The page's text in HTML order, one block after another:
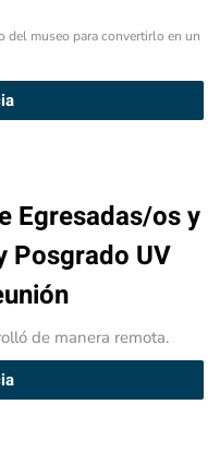
del museo para convertirlo en un
Egresadas/os y
Posgrado UV
de manera remota.